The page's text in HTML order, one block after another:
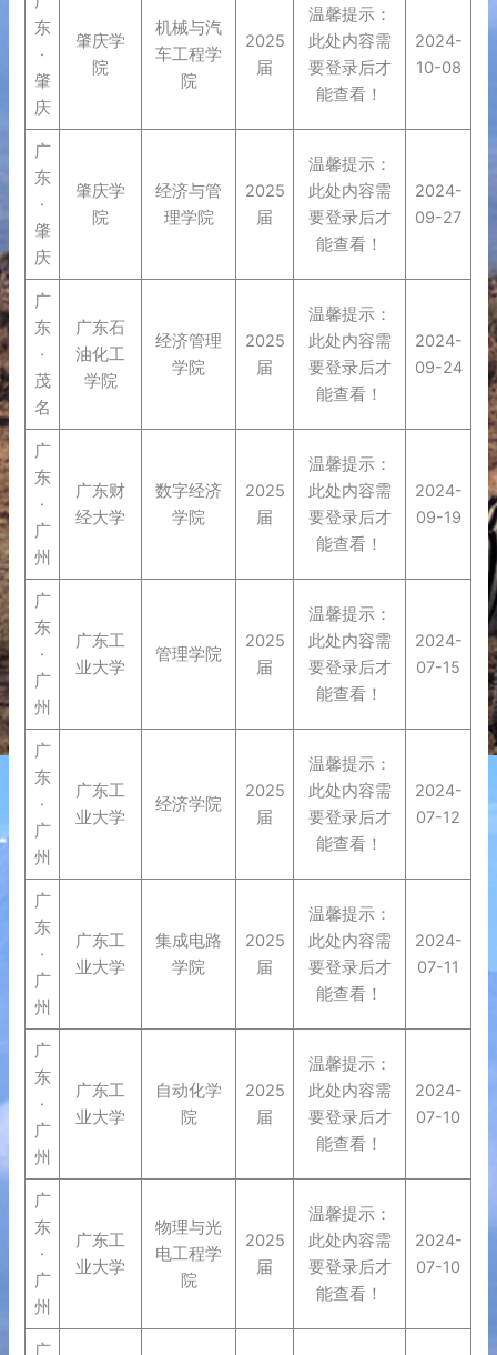
东
·
肇
庆
肇庆学
院
机械与汽
车工程学
院
2025
届
温馨提示：
此处内容需
要登录后才
能查看！
2024-
10-08
广
东
·
肇
庆
肇庆学
院
经济与管
理学院
2025
届
温馨提示：
此处内容需
要登录后才
能查看！
2024-
09-27
广
东
·
茂
名
广东石
油化工
学院
经济管理
学院
2025
届
温馨提示：
此处内容需
要登录后才
能查看！
2024-
09-24
广
东
·
广
州
广东财
经大学
数字经济
学院
2025
届
温馨提示：
此处内容需
要登录后才
能查看！
2024-
09-19
广
东
·
广
州
广东工
业大学
管理学院
2025
届
温馨提示：
此处内容需
要登录后才
能查看！
2024-
07-15
广
东
·
广
州
广东工
业大学
经济学院
2025
届
温馨提示：
此处内容需
要登录后才
能查看！
2024-
07-12
广
东
·
广
州
广东工
业大学
集成电路
学院
2025
届
温馨提示：
此处内容需
要登录后才
能查看！
2024-
07-11
广
东
·
广
州
广东工
业大学
自动化学
院
2025
届
温馨提示：
此处内容需
要登录后才
能查看！
2024-
07-10
广
东
·
广
州
广东工
业大学
物理与光
电工程学
院
2025
届
温馨提示：
此处内容需
要登录后才
能查看！
2024-
07-10
广